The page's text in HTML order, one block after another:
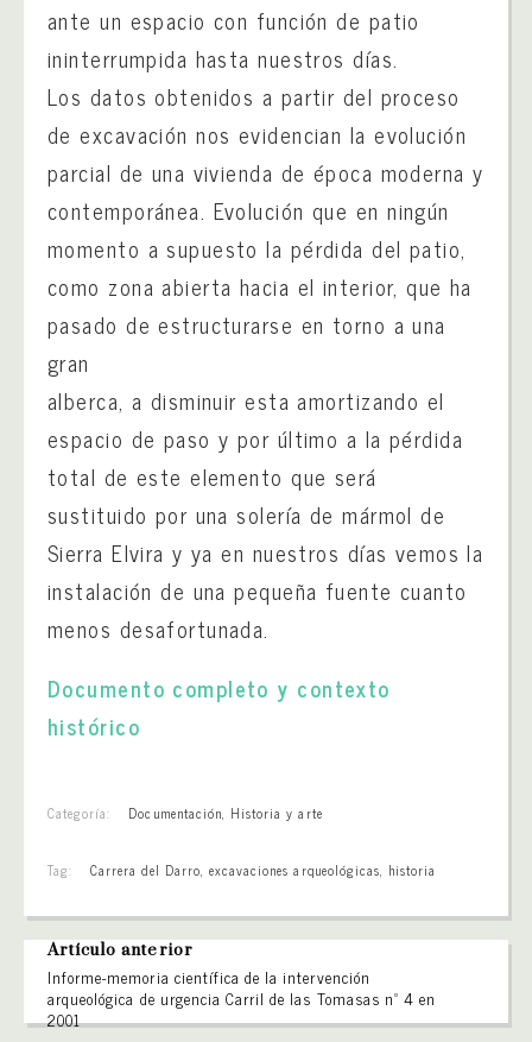
ante un espacio con función de patio
ininterrumpida hasta nuestros días.
Los datos obtenidos a partir del proceso
de excavación nos evidencian la evolución
parcial de una vivienda de época moderna y
contemporánea. Evolución que en ningún
momento a supuesto la pérdida del patio,
como zona abierta hacia el interior, que ha
pasado de estructurarse en torno a una
gran
alberca, a disminuir esta amortizando el
espacio de paso y por último a la pérdida
total de este elemento que será
sustituido por una solería de mármol de
Sierra Elvira y ya en nuestros días vemos la
instalación de una pequeña fuente cuanto
menos desafortunada.
Documento completo y contexto
histórico
Categoría: Documentación, Historia y arte
Tag: Carrera del Darro, excavaciones arqueológicas, historia
Artículo anterior
Informe-memoria científica de la intervención
arqueológica de urgencia Carril de las Tomasas nº 4 en
2001